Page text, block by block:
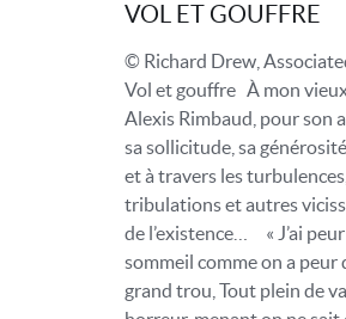
VOL ET GOUFFRE
© Richard Drew,
Vol et gouffre À mon
Alexis Rimbaud, pour son
sa sollicitude, sa
et à travers les turbulences,
tribulations et autres
de l’existence… « J’ai
sommeil comme on a peur
grand trou, Tout plein de